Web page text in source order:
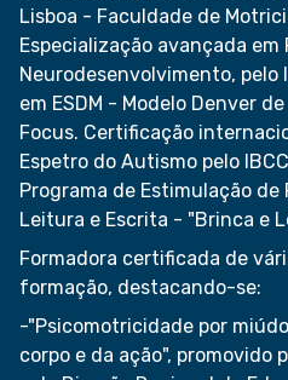
Lisboa - Faculdade de
Especialização avançada
Neurodesenvolvimento, pelo
em ESDM - Modelo Denver
Focus. Certificação
Espetro do Autismo pelo
Programa de Estimulação
Leitura e Escrita - "Brinca e
Formadora certificada de
formação, destacando-se:
-"Psicomotricidade por
corpo e da ação", promovido